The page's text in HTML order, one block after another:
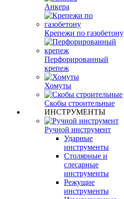
Анкера
Крепежи по газобетону
Перфорированный
крепеж
Хомуты
Скобы строительные
ИНСТРУМЕНТЫ
Ручной инструмент
Ударные
инструменты
Столярные и
слесарные
инструменты
Режущие
инструменты